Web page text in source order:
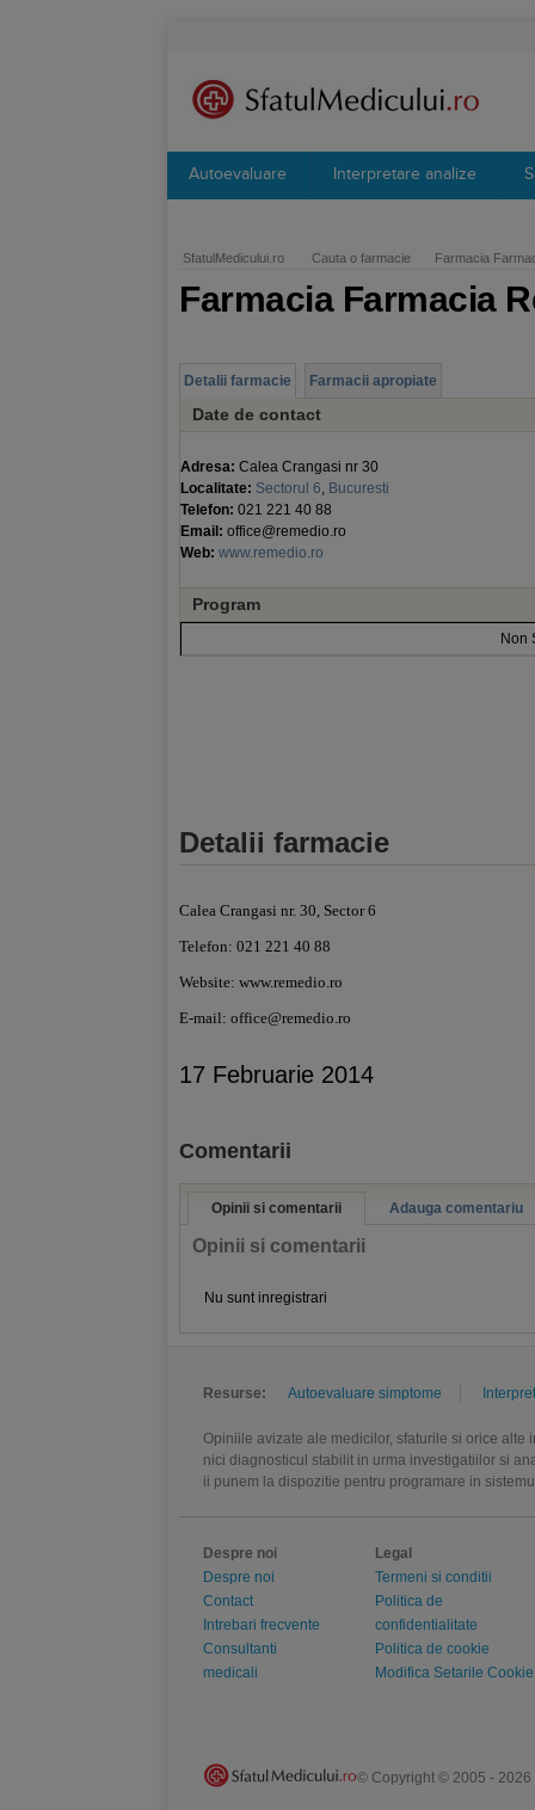
Autoevaluare Interpretare analize
SfatulMedicului.ro Cauta o farmacie Farmacia
Farmacia Farmacia
Detalii farmacie Farmacii apropiate
Date de contact
Adresa: Calea Crangasi nr 30
Localitate: Sectorul 6, Bucuresti
Telefon: 021 221 40 88
Email: office@remedio.ro
Web: www.remedio.ro
Program
Non
Detalii farmacie
Calea Crangasi nr. 30, Sector 6
Telefon: 021 221 40 88
Website: www.remedio.ro
E-mail: office@remedio.ro
17 Februarie 2014
Comentarii
Opinii si comentarii Adauga comentariu
Opinii si comentarii
Nu sunt inregistrari
Resurse: Autoevaluare simptome
Opiniile avizate ale medicilor, sfaturile si orice
nici diagnosticul stabilit in urma investigatiilor si
ii punem la dispozitie pentru programare in
Despre noi
Despre noi
Contact
Intrebari frecvente
Consultanti
medicali
Legal
Termeni si conditii
Politica de
confidentialitate
Politica de cookie
Modifica Setarile Cookie
© Copyright © 2005 - 2026